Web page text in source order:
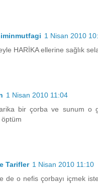
1 Nisan 2010
HARİKA ellerine sağlık
1 Nisan 2010 11:04
bir çorba ve sunum o
Tarifler 1 Nisan 2010 11:10
de o nefis çorbayı içmek